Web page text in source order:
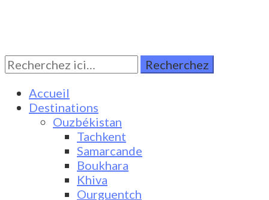
Turkestan Travel
Discover Central Asia
Rechercher:
Accueil
Destinations
Ouzbékistan
Tachkent
Samarcande
Boukhara
Khiva
Ourguentch